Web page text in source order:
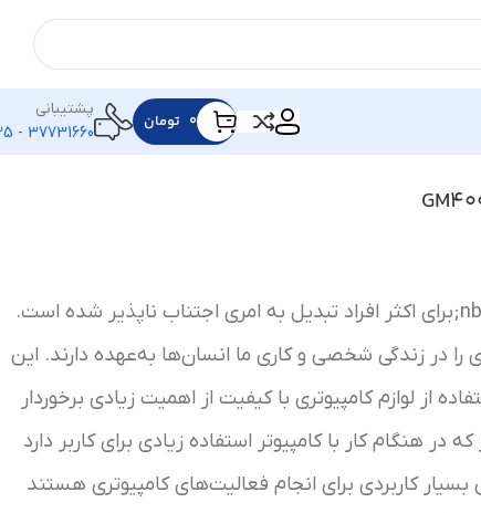
۰ تومان
پشتیبانی
37731660 - 025
استفاده از لوازم کامپیوتری&nbsp;برای اکثر افراد تبدیل به امری اجتناب ناپذیر شده است.
را در زندگی شخصی و کاری ما انسان‌ها به‌عهده دارند. این
از لوازم کامپیوتری با کیفیت از اهمیت زیادی برخوردار
در هنگام کار با کامپیوتر استفاده زیادی برای کاربر دارد
کاربردی برای انجام فعالیت‌های کامپیوتری هستند